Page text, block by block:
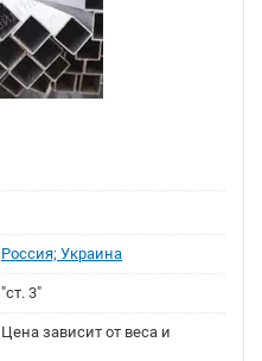
Россия; Украина
"ст. 3"
Цена зависит от веса и